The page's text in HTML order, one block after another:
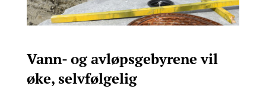
Vann- og avløpsgebyrene vil
øke, selvfølgelig